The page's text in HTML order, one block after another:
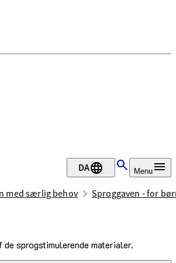
DA Menu
med særlig behov Sproggaven - for
sprogstimulerende materialer.